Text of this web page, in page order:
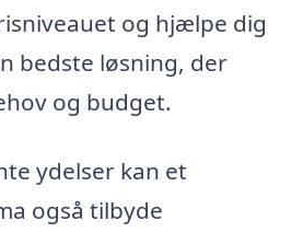
og hjælpe dig
bedste løsning, der
og budget.
ydelser kan et
også tilbyde